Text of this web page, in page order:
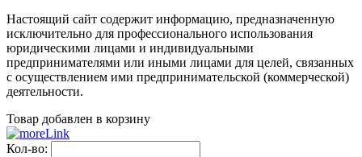
Настоящий сайт содержит информацию, предназначенную
исключительно для профессионального использования
юридическими лицами и индивидуальными
предпринимателями или иными лицами для целей, связанных
с осуществлением ими предпринимательской (коммерческой)
деятельности.
Товар добавлен в корзину
Кол-во: